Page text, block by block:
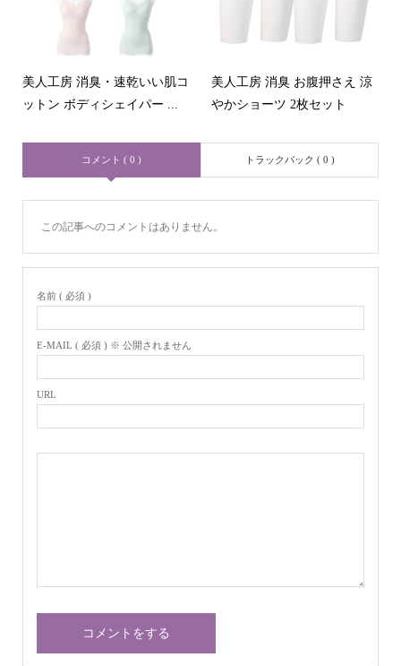
美人工房 消臭・速乾いい肌コ
ットン ボディシェイパー ...
美人工房 消臭 お腹押さえ 涼
やかショーツ 2枚セット
コメント ( 0 ) トラックバック ( 0 )
この記事へのコメントはありません。
名前 ( 必須 )
E-MAIL ( 必須 ) ※ 公開されません
URL